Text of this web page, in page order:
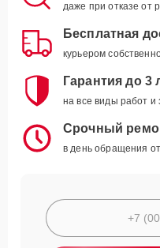
даже при отказе от
Бесплатная
курьером
Гарантия до 3
на все виды работ и
Срочный
в день обращения